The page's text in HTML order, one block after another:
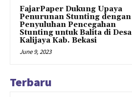
FajarPaper Dukung Upaya
Penurunan Stunting dengan
Penyuluhan Pencegahan
Stunting untuk Balita di Desa
Kalijaya Kab. Bekasi
June 9, 2023
Terbaru